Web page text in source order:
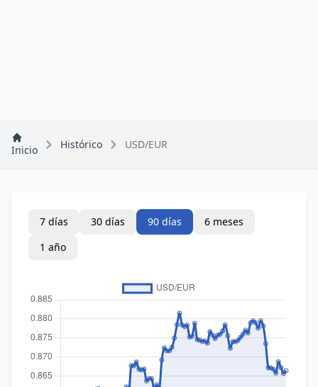
Inicio Histórico USD/EUR
7 días 30 días 90 días
6 meses
1 año